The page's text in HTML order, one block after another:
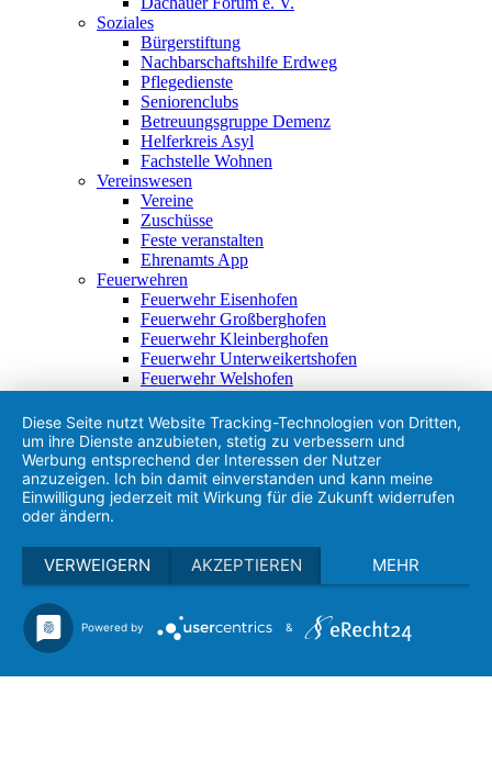
Soziales
Bürgerstiftung
Nachbarschaftshilfe Erdweg
Pflegedienste
Seniorenclubs
Betreuungsgruppe Demenz
Helferkreis Asyl
Fachstelle Wohnen
Vereinswesen
Vereine
Zuschüsse
Feste veranstalten
Ehrenamts App
Feuerwehren
Feuerwehr Eisenhofen
Feuerwehr Großberghofen
Feuerwehr Kleinberghofen
Feuerwehr Unterweikertshofen
Feuerwehr Welshofen
Rad- & Wanderwege
Museen
Kirchen & Kapellen
Dachauer Land
Gastronomie & Regionales
Direktvermarkter
Gewerbe
Suchen
Diese Seite nutzt Website Tracking-Technologien von Dritten,
um ihre Dienste anzubieten, stetig zu verbessern und
Werbung entsprechend der Interessen der Nutzer
anzuzeigen. Ich bin damit einverstanden und kann meine
Einwilligung jederzeit mit Wirkung für die Zukunft widerrufen
oder ändern.
VERWEIGERN AKZEPTIEREN MEHR
Powered by &